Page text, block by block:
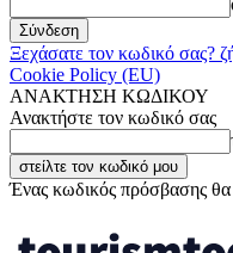
Ξεχάσατε τον κωδικό σας?
Cookie Policy (EU)
ΑΝΑΚΤΗΣΗ ΚΩΔΙΚΟΥ
Ανακτήστε τον κωδικό σας
Ένας κωδικός πρόσβασης